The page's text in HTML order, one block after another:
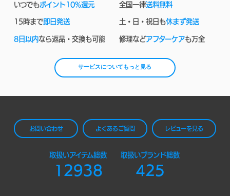
いつでもポイント10%還元 全国一律送料無料
15時まで即日発送 土・日・祝日も休まず発送
8日以内なら返品・交換も可能 修理などアフターケアも万全
サービスについてもっと見る
お問い合わせ よくあるご質問 レビューを見る
取扱いアイテム総数
12938
取扱いブランド総数
425